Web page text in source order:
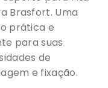
Brasfort. Uma
prática e
para suas
de
e fixação.